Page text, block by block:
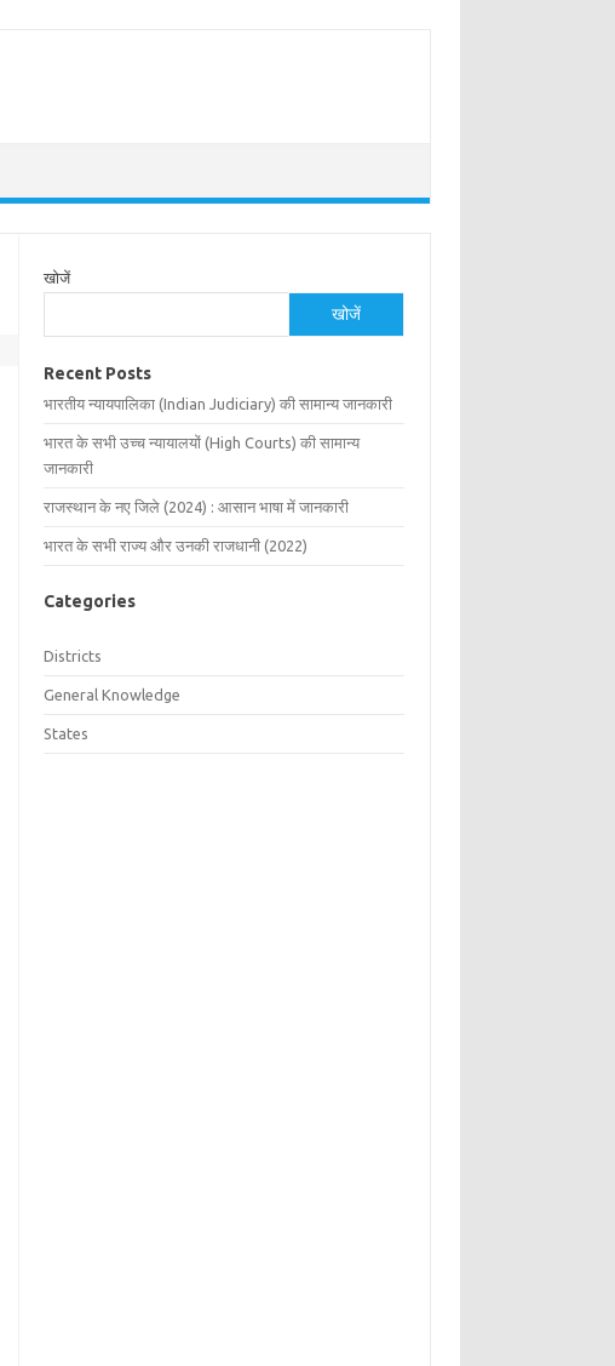
खोजें
खोजें
Recent Posts
भारतीय न्यायपालिका (Indian Judiciary) की सामान्य जानकारी
भारत के सभी उच्च न्यायालयों (High Courts) की सामान्य
जानकारी
राजस्थान के नए जिले (2024) : आसान भाषा में जानकारी
भारत के सभी राज्य और उनकी राजधानी (2022)
Categories
Districts
General Knowledge
States